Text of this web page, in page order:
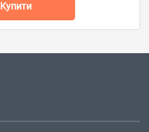
Купити